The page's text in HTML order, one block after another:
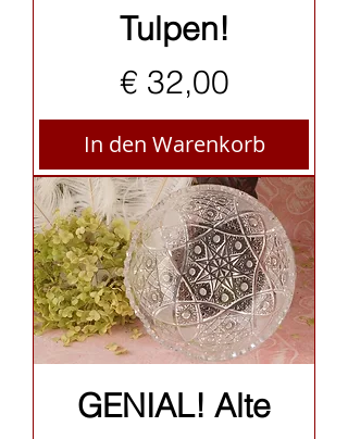
Tulpen!
Preis
€ 32,00
In den Warenkorb
GENIAL! Alte